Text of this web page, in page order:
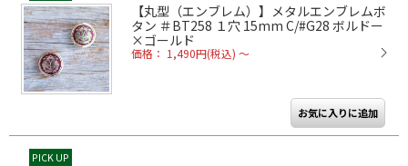
【丸型（エンブレム）】メタルエンブレムボ
タン ＃BT258 １穴 15mm C/#G28 ボルドー
×ゴールド
価格： 1,490円(税込) ～
PICK UP